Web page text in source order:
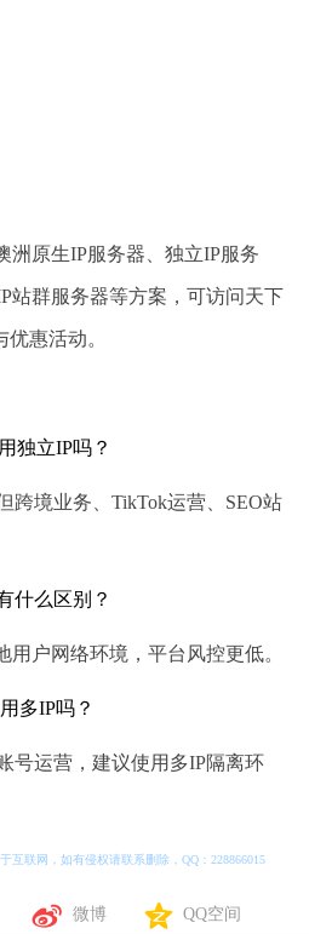
洲原生IP服务器、独立IP服务
站群服务器等方案，可访问天下
惠活动。
独立IP吗？
跨境业务、TikTok运营、SEO站
什么区别？
用户网络环境，平台风控更低。
多IP吗？
号运营，建议使用多IP隔离环
互联网，如有侵权请联系删除，QQ：228866015
微博 QQ空间